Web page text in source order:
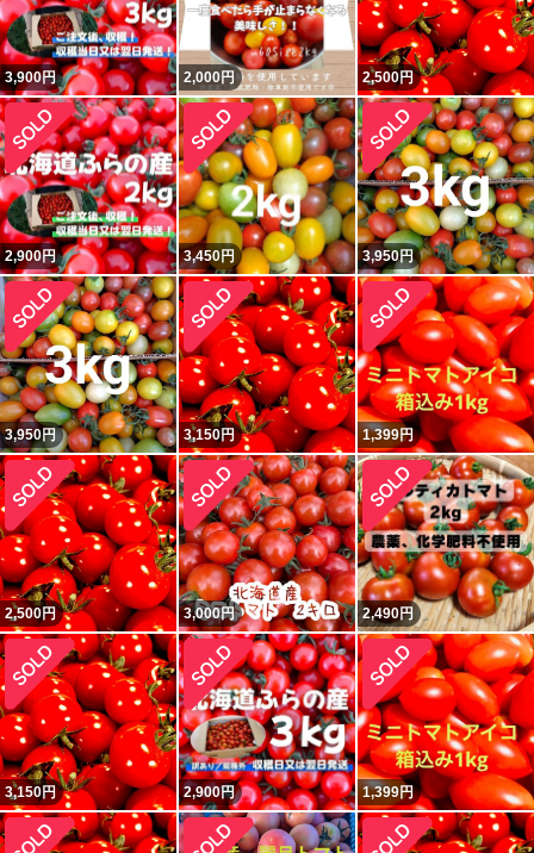
3,900円 2,000円 2,500円
2,900円 3,450円 3,950円
3,950円 3,150円 1,399円
2,500円 3,000円 2,490円
3,150円 2,900円 1,399円